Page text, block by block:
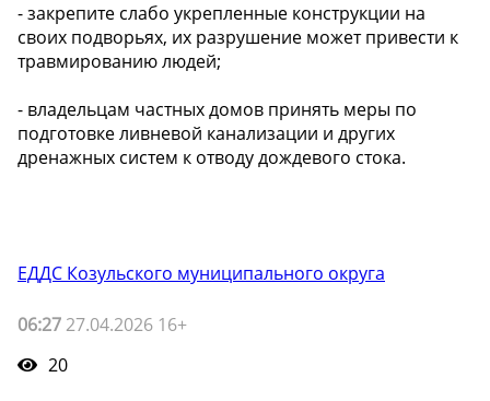
- закрепите слабо укрепленные конструкции на
своих подворьях, их разрушение может привести к
травмированию людей;
- владельцам частных домов принять меры по
подготовке ливневой канализации и других
дренажных систем к отводу дождевого стока.
ЕДДС Козульского муниципального округа
06:27 27.04.2026 16+
20